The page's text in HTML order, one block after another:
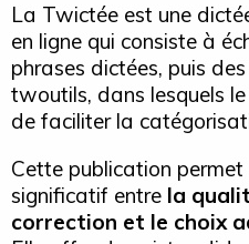
La Twictée est une
en ligne qui consiste à
phrases dictées, puis
twoutils, dans lesquels
de faciliter la
Cette publication permet
significatif entre la
correction et le choix